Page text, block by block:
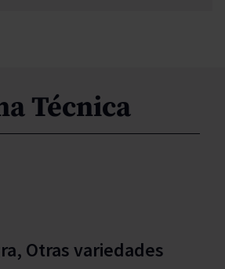
Técnica
Otras variedades